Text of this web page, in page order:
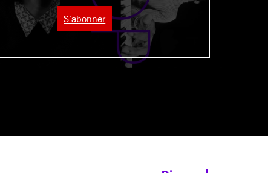
S’abonner